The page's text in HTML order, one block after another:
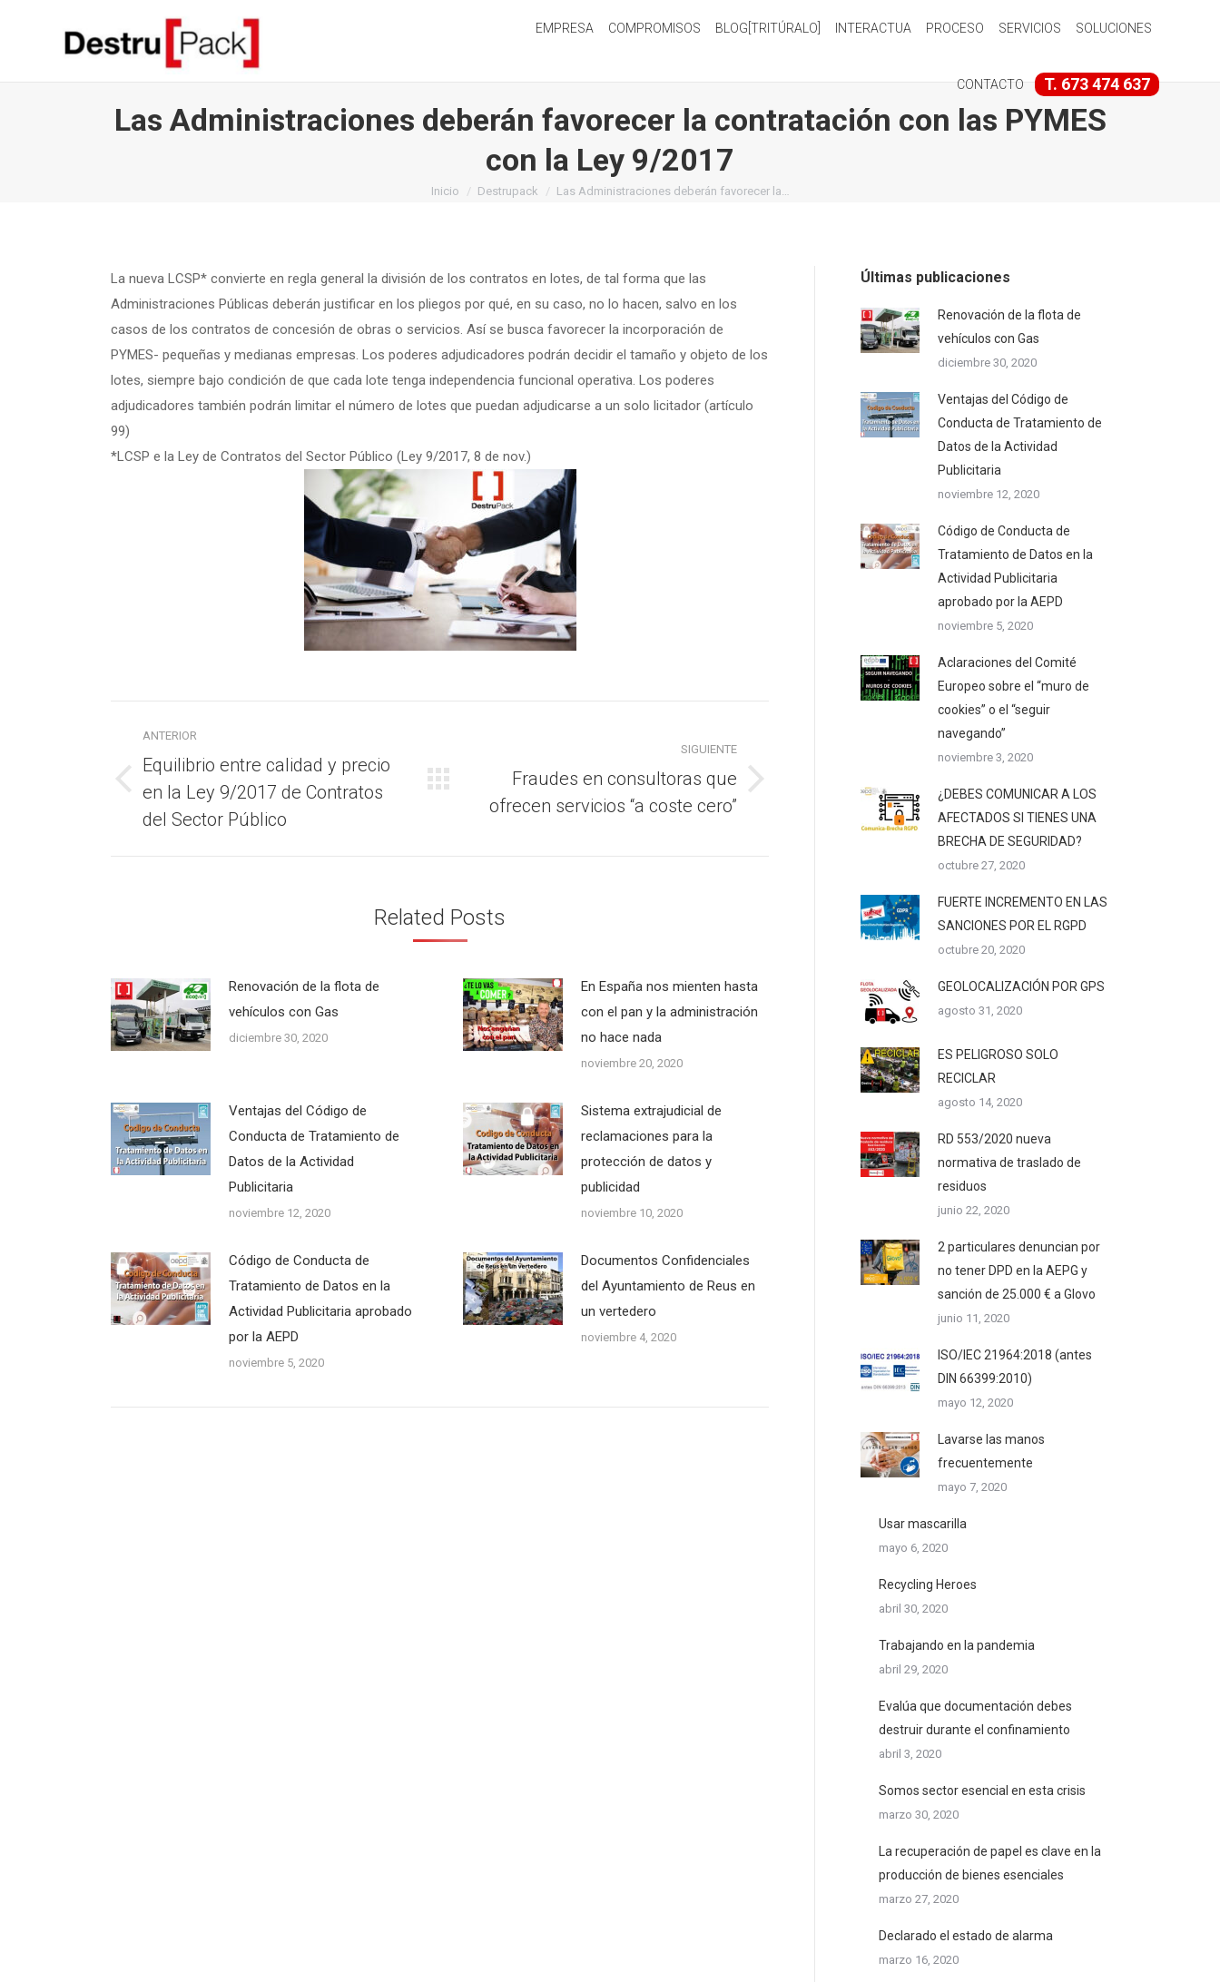
EMPRESA COMPROMISOS BLOG[TRITÚRALO] INTERACTUA PROCESO SERVICIOS SOLUCIONES
CONTACTO T. 673 474 637
Las Administraciones deberán favorecer la contratación con las PYMES
con la Ley 9/2017
Estás aquí:
Inicio Destrupack Las Administraciones deberán favorecer la…
La nueva LCSP* convierte en regla general la división de los contratos en lotes, de tal forma que las
Administraciones Públicas deberán justificar en los pliegos por qué, en su caso, no lo hacen, salvo en los
casos de los contratos de concesión de obras o servicios. Así se busca favorecer la incorporación de
PYMES- pequeñas y medianas empresas. Los poderes adjudicadores podrán decidir el tamaño y objeto de los
lotes, siempre bajo condición de que cada lote tenga independencia funcional operativa. Los poderes
adjudicadores también podrán limitar el número de lotes que puedan adjudicarse a un solo licitador (artículo
99)
*LCSP e la Ley de Contratos del Sector Público (Ley 9/2017, 8 de nov.)
entre
publicaciones
ANTERIOR
Publicación
anterior:
Equilibrio entre calidad y precio
en la Ley 9/2017 de Contratos
del Sector Público
SIGUIENTE
Publicación
siguiente:
Fraudes en consultoras que
ofrecen servicios “a coste cero”
Related Posts
Renovación de la flota de
vehículos con Gas
diciembre 30, 2020
En España nos mienten hasta
con el pan y la administración
no hace nada
noviembre 20, 2020
Ventajas del Código de
Conducta de Tratamiento de
Datos de la Actividad
Publicitaria
noviembre 12, 2020
Sistema extrajudicial de
reclamaciones para la
protección de datos y
publicidad
noviembre 10, 2020
Código de Conducta de
Tratamiento de Datos en la
Actividad Publicitaria aprobado
por la AEPD
noviembre 5, 2020
Documentos Confidenciales
del Ayuntamiento de Reus en
un vertedero
noviembre 4, 2020
Últimas publicaciones
Renovación de la flota de
vehículos con Gas
diciembre 30, 2020
Ventajas del Código de
Conducta de Tratamiento de
Datos de la Actividad
Publicitaria
noviembre 12, 2020
Código de Conducta de
Tratamiento de Datos en la
Actividad Publicitaria
aprobado por la AEPD
noviembre 5, 2020
Aclaraciones del Comité
Europeo sobre el “muro de
cookies” o el “seguir
navegando”
noviembre 3, 2020
¿DEBES COMUNICAR A LOS
AFECTADOS SI TIENES UNA
BRECHA DE SEGURIDAD?
octubre 27, 2020
FUERTE INCREMENTO EN LAS
SANCIONES POR EL RGPD
octubre 20, 2020
GEOLOCALIZACIÓN POR GPS
agosto 31, 2020
ES PELIGROSO SOLO
RECICLAR
agosto 14, 2020
RD 553/2020 nueva
normativa de traslado de
residuos
junio 22, 2020
2 particulares denuncian por
no tener DPD en la AEPG y
sanción de 25.000 € a Glovo
junio 11, 2020
ISO/IEC 21964:2018 (antes
DIN 66399:2010)
mayo 12, 2020
Lavarse las manos
frecuentemente
mayo 7, 2020
Usar mascarilla
mayo 6, 2020
Recycling Heroes
abril 30, 2020
Trabajando en la pandemia
abril 29, 2020
Evalúa que documentación debes
destruir durante el confinamiento
abril 3, 2020
Somos sector esencial en esta crisis
marzo 30, 2020
La recuperación de papel es clave en la
producción de bienes esenciales
marzo 27, 2020
Declarado el estado de alarma
marzo 16, 2020